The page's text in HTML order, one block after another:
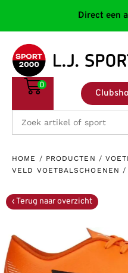
Direct een
0
HOME / PRODUCTEN /
VELD VOETBALSCHOENEN